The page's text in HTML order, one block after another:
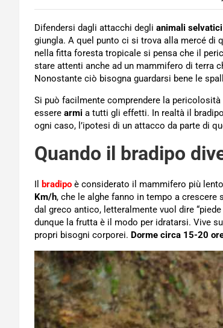
Difendersi dagli attacchi degli animali selvatici
giungla. A quel punto ci si trova alla mercé di
nella fitta foresta tropicale si pensa che il
stare attenti anche ad un mammifero di terra
Nonostante ciò bisogna guardarsi bene le
Si può facilmente comprendere la
essere armi a tutti gli effetti. In realtà il
ogni caso, l’ipotesi di un attacco da parte di
Quando il bradipo
Il bradipo è considerato il mammifero più
Km/h, che le alghe fanno in tempo a
dal greco antico, letteralmente vuol dire
dunque la frutta è il modo per idratarsi. Vive
propri bisogni corporei. Dorme circa 15-20